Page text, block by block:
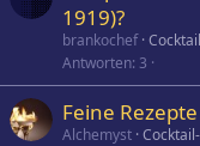
1919)?
brankochef
Antworten 3
Feine
Alchemyst